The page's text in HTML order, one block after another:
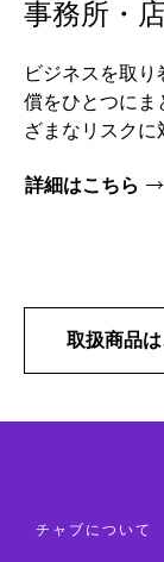
事務所・
ビジネスを取
償をひとつにま
ざまなリスクに
詳細はこちら
取扱商品
チャブについて